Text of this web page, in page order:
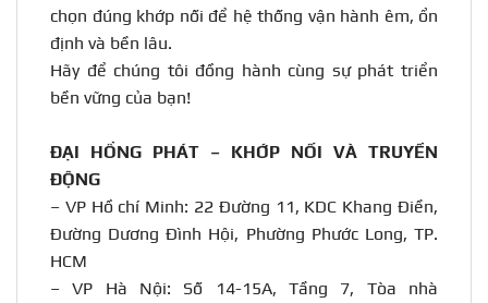
chọn đúng khớp nối để hệ thống vận hành êm, ổn
định và bền lâu.
Hãy để chúng tôi đồng hành cùng sự phát triển
bền vững của bạn!
ĐẠI HỒNG PHÁT – KHỚP NỐI VÀ TRUYỀN
ĐỘNG
– VP Hồ chí Minh: 22 Đường 11, KDC Khang Điền,
Đường Dương Đình Hội, Phường Phước Long, TP.
HCM
– VP Hà Nội: Số 14-15A, Tầng 7, Tòa nhà